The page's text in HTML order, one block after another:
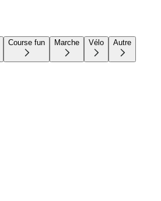
Course fun Marche Vélo Autre